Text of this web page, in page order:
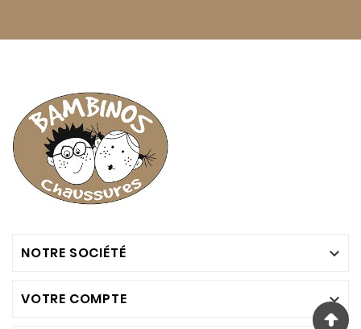
NOTRE SOCIÉTÉ 
VOTRE COMPTE 